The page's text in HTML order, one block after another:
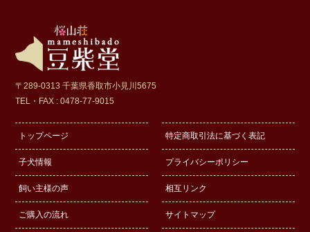
〒289-0313 千葉県香取市小見川5675
TEL・FAX : 0478-77-9015
トップページ
子犬情報
飼い主様の声
ご購入の流れ
特定商取引法に基づく表記
プライバシーポリシー
相互リンク
サイトマップ